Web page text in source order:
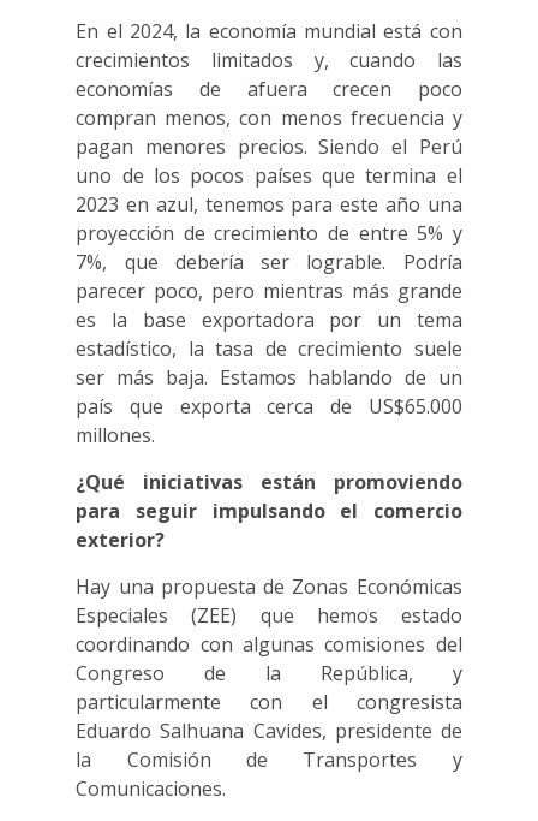
En el 2024, la economía mundial está con
crecimientos limitados y, cuando las
economías de afuera crecen poco
compran menos, con menos frecuencia y
pagan menores precios. Siendo el Perú
uno de los pocos países que termina el
2023 en azul, tenemos para este año una
proyección de crecimiento de entre 5% y
7%, que debería ser lograble. Podría
parecer poco, pero mientras más grande
es la base exportadora por un tema
estadístico, la tasa de crecimiento suele
ser más baja. Estamos hablando de un
país que exporta cerca de US$65.000
millones.
¿Qué iniciativas están promoviendo
para seguir impulsando el comercio
exterior?
Hay una propuesta de Zonas Económicas
Especiales (ZEE) que hemos estado
coordinando con algunas comisiones del
Congreso de la República, y
particularmente con el congresista
Eduardo Salhuana Cavides, presidente de
la Comisión de Transportes y
Comunicaciones.